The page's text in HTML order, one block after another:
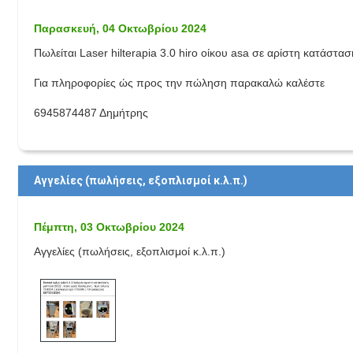
Παρασκευή, 04 Οκτωβρίου 2024
Πωλείται Laser hilterapia 3.0 hiro οίκου asa σε αρίστη
Για πληροφορίες ώς προς την πώληση παρακαλώ καλέστε
6945874487 Δημήτρης
Αγγελίες (πωλήσεις, εξοπλισμοί κ.λ.π.)
Πέμπτη, 03 Οκτωβρίου 2024
Αγγελίες (πωλήσεις, εξοπλισμοί κ.λ.π.)